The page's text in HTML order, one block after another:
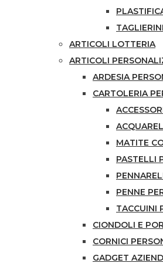
ARTICOLI LOTTERIA
ARTICOLI
ARDESIA
CARTOLERIA
MATITE
PASTELLI
PENNE
TACCUINI
CIONDOLI E
CORNICI
GADGET